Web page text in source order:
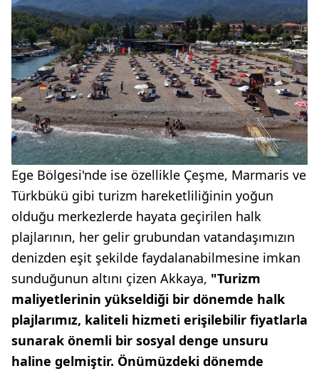
Ege Bölgesi'nde ise özellikle Çeşme, Marmaris ve
Türkbükü gibi turizm hareketliliğinin yoğun
olduğu merkezlerde hayata geçirilen halk
plajlarının, her gelir grubundan vatandaşımızın
denizden eşit şekilde faydalanabilmesine imkan
sunduğunun altını çizen Akkaya, "Turizm
maliyetlerinin yükseldiği bir dönemde halk
plajlarımız, kaliteli hizmeti erişilebilir fiyatlarla
sunarak önemli bir sosyal denge unsuru
haline gelmiştir. Önümüzdeki dönemde